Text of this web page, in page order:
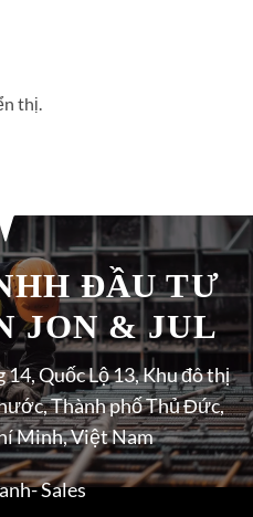
thị.
ĐẦU TƯ
JON & JUL
Quốc Lộ 13, Khu đô thị
Thành phố Thủ Đức,
Minh, Việt Nam
Sales